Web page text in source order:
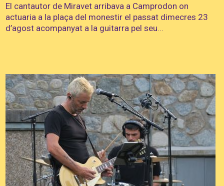
El cantautor de Miravet arribava a Camprodon on
actuaria a la plaça del monestir el passat dimecres 23
d’agost acompanyat a la guitarra pel seu...